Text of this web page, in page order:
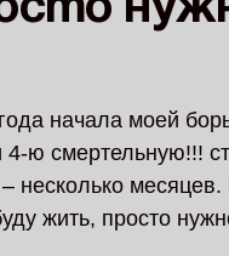
начала моей
ю смертельную!!!
несколько
жить, просто